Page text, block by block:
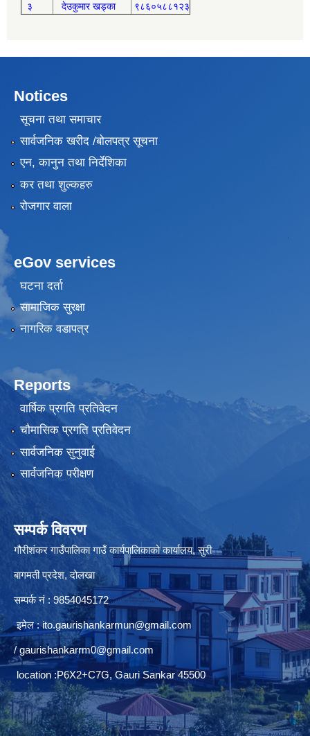
३
देउकुमार खड्का ९८६०५८८१२३
Notices
सूचना तथा समाचार
सार्वजनिक खरीद /बोलपत्र सूचना
एन, कानुन तथा निर्देशिका
कर तथा शुल्कहरु
रोजगार वाला
eGov services
घटना दर्ता
सामाजिक सुरक्षा
नागरिक वडापत्र
Reports
वार्षिक प्रगति प्रतिवेदन
चौमासिक प्रगति प्रतिवेदन
सार्वजनिक सुनुवाई
सार्वजनिक परीक्षण
सम्पर्क विवरण
गौरीशंकर गाउँपालिका गाउँ कार्यपालिकाको कार्यालय, सुरी
बागमती प्रदेश, दोलखा
सम्पर्क नं : 9854045172
इमेल :ito.gaurishankarmun@gmail.com
/gaurishankarrm0@gmail.com
location :P6X2+C7G, Gauri Sankar 45500